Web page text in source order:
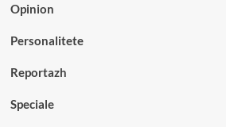
Opinion
Personalitete
Reportazh
Speciale